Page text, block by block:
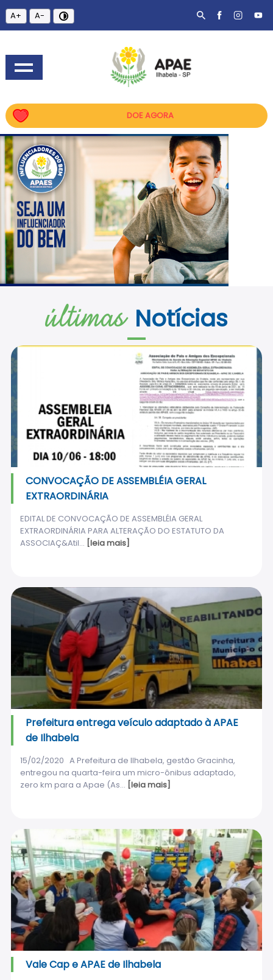
A+ A-
DOE AGORA
últimas Notícias
CONVOCAÇÃO DE ASSEMBLÉIA GERAL
EXTRAORDINÁRIA
EDITAL DE CONVOCAÇÃO DE ASSEMBLÉIA GERAL
EXTRAORDINÁRIA PARA ALTERAÇÃO DO ESTATUTO DA
ASSOCIAÇ&Atil... [leia mais]
Prefeitura entrega veículo adaptado à APAE
de Ilhabela
15/02/2020 A Prefeitura de Ilhabela, gestão Gracinha,
entregou na quarta-feira um micro-ônibus adaptado,
zero km para a Apae (As... [leia mais]
Vale Cap e APAE de Ilhabela